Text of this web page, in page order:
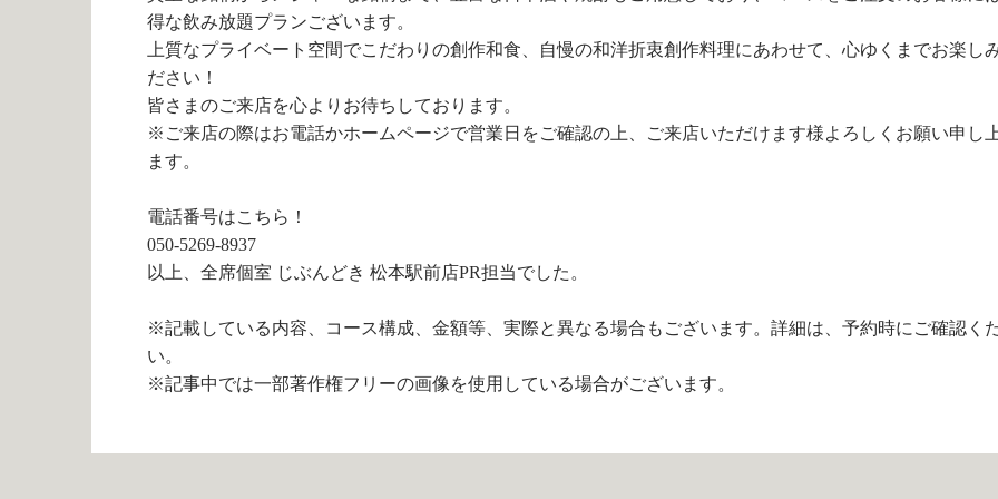
得な飲み放題プランございます。
上質なプライベート空間でこだわりの創作和食、自慢の和洋折衷創作料理にあわせて、心ゆくまでお楽し
ださい！
皆さまのご来店を心よりお待ちしております。
※ご来店の際はお電話かホームページで営業日をご確認の上、ご来店いただけます様よろしくお願い申し
ます。
電話番号はこちら！
050-5269-8937
以上、全席個室 じぶんどき 松本駅前店PR担当でした。
※記載している内容、コース構成、金額等、実際と異なる場合もございます。詳細は、予約時にご確認く
い。
※記事中では一部著作権フリーの画像を使用している場合がございます。